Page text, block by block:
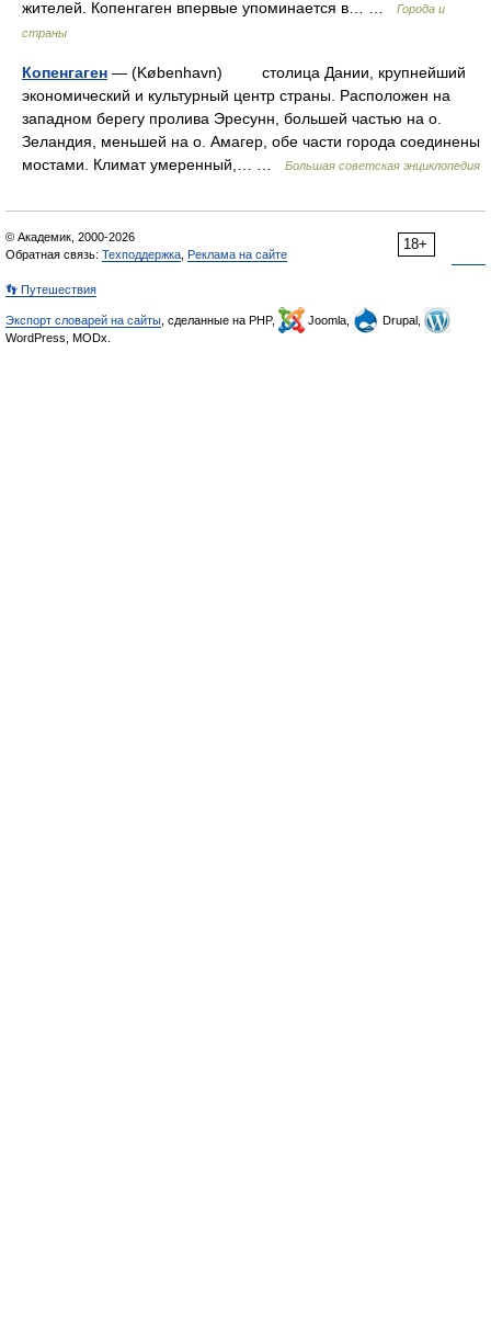
жителей. Копенгаген впервые упоминается в… …
Города и
страны
Копенгаген — (København) столица Дании, крупнейший
экономический и культурный центр страны. Расположен на
западном берегу пролива Эресунн, большей частью на о.
Зеландия, меньшей на о. Амагер, обе части города соединены
мостами. Климат умеренный,… …
Большая советская энциклопедия
18+
© Академик, 2000-2026
Обратная связь: Техподдержка Реклама на сайте
👣 Путешествия
Экспорт словарей на сайты , сделанные на PHP, Joomla,
Drupal,
WordPress, MODx.